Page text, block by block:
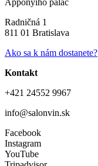
Apponyiho palác
Radničná 1
811 01 Bratislava
Ako sa k nám dostanete?
Kontakt
+421 24552 9967
info@salonvin.sk
Facebook
Instagram
YouTube